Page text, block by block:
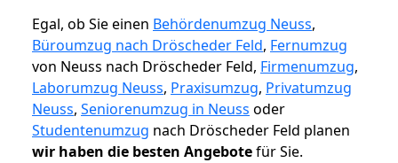
Egal, ob Sie einen Behördenumzug Neuss,
Büroumzug nach Dröscheder Feld, Fernumzug
von Neuss nach Dröscheder Feld, Firmenumzug,
Laborumzug Neuss, Praxisumzug, Privatumzug
Neuss, Seniorenumzug in Neuss oder
Studentenumzug nach Dröscheder Feld planen
wir haben die besten Angebotefür Sie.